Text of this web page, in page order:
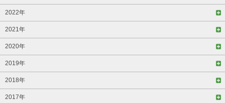
2022年
2021年
2020年
2019年
2018年
2017年